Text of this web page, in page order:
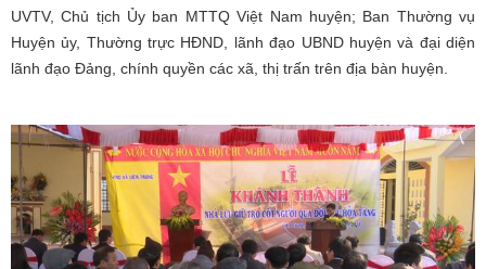
UVTV, Chủ tịch Ủy ban MTTQ Việt Nam huyện; Ban Thường vụ
Huyện ủy, Thường trực HĐND, lãnh đạo UBND huyện và đại diện
lãnh đạo Đảng, chính quyền các xã, thị trấn trên địa bàn huyện.